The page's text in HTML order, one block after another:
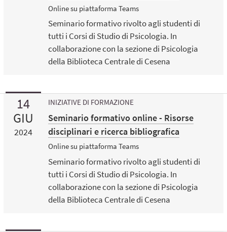
Online su piattaforma Teams
Seminario formativo rivolto agli studenti di
tutti i Corsi di Studio di Psicologia. In
collaborazione con la sezione di Psicologia
della Biblioteca Centrale di Cesena
14
GIU
2024
INIZIATIVE DI FORMAZIONE
Seminario formativo online - Risorse
disciplinari e ricerca bibliografica
Online su piattaforma Teams
Seminario formativo rivolto agli studenti di
tutti i Corsi di Studio di Psicologia. In
collaborazione con la sezione di Psicologia
della Biblioteca Centrale di Cesena